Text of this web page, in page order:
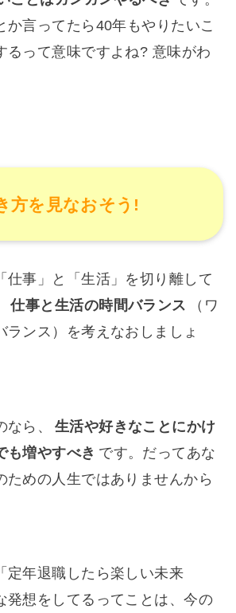
か言ってたら40年もやりたいこ
るって意味ですよね? 意味がわ
方を見なおそう!
仕事」と「生活」を切り離して
仕事と生活の時間バランス
（ワ
ランス）を考えなおしましょ
ら、
生活や好きなことにかけ
も増やすべき です。だってあな
ための人生ではありませんから
定年退職したら楽しい未来
想をしてるってことは、今の